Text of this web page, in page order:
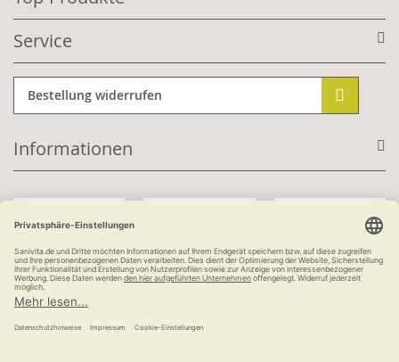
Service
Bestellung widerrufen
Informationen
Kauf auf Rechnung